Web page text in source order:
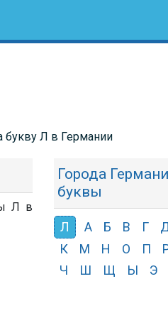
букву Л в Германии
Л в
Города
буквы
Л А Б В Г
К
М Н О П
Ч
Ш Щ Ы Э